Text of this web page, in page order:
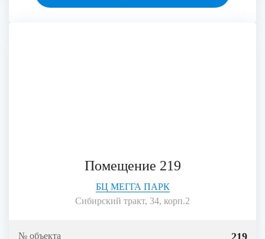
Помещение 219
БЦ МЕГГА ПАРК
Сибирский тракт, 34, корп.2
219